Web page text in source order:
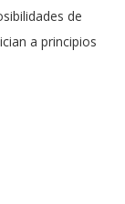
de
a principios